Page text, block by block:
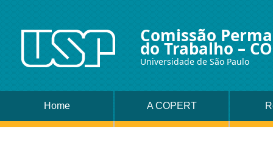
Comissão
do Trabalho –
Universidade de São Paulo
Home A COPERT